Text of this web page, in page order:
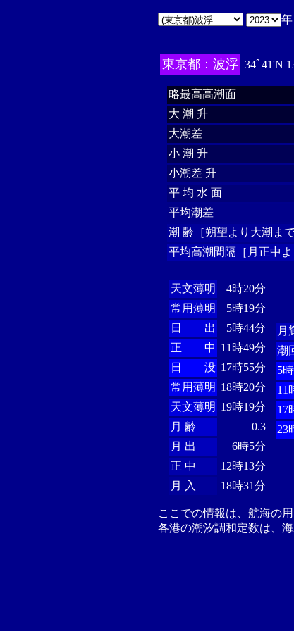
年
東京都：波浮 34ﾟ41'N
略最高高潮面
大 潮 升
大潮差
小 潮 升
小潮差 升
平 均 水 面
平均潮差
潮 齢［朔望より大潮まで
平均高潮間隔［月正中よ
天文薄明
4時20分
常用薄明
5時19分
日 出
5時44分
正 中 11時49分
日 没 17時55分
常用薄明 18時20分
天文薄明 19時19分
月 齢
0.3
月 出
6時5分
正 中
12時13分
月 入
18時31分
月
潮
5
11
17
23
ここでの情報は、航海の
各港の潮汐調和定数は、